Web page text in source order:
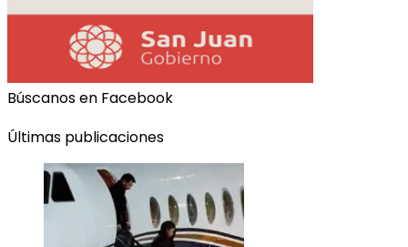
Búscanos en Facebook
Últimas publicaciones